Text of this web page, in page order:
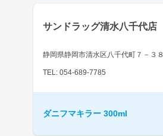
サンドラッグ清水八千代店
静岡県静岡市清水区八千代町７－３８
TEL: 054-689-7785
ダニフマキラー 300ml